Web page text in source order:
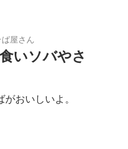
屋さん
いソバやさ
おいしいよ。